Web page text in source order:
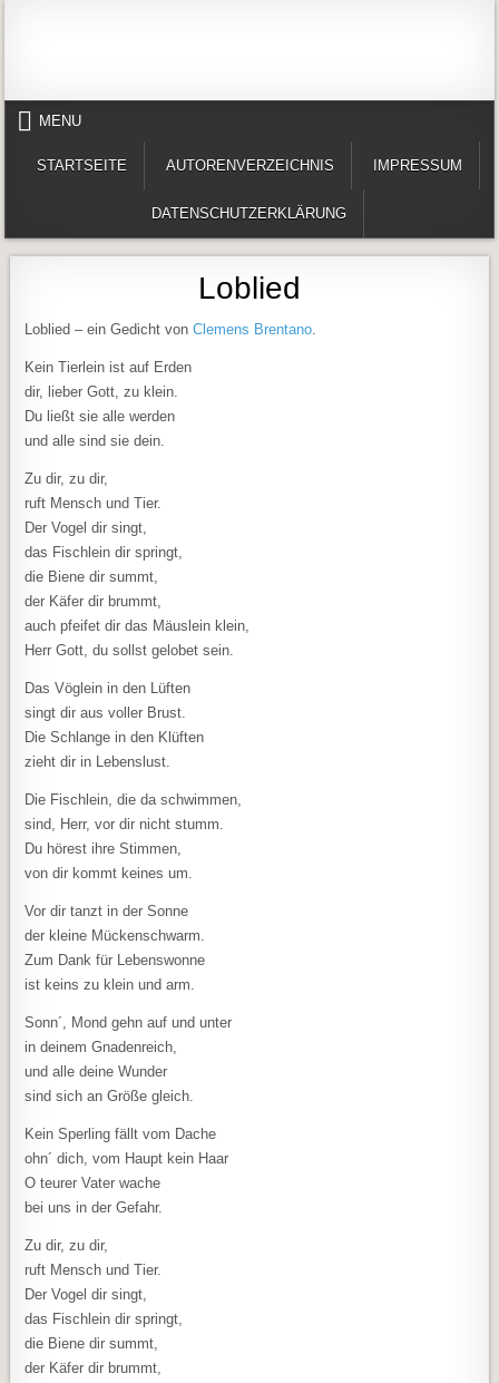
MENU
STARTSEITE AUTORENVERZEICHNIS IMPRESSUM
DATENSCHUTZERKLÄRUNG
Loblied
Loblied – ein Gedicht vonClemens Brentano.
Kein Tierlein ist auf Erden
dir, lieber Gott, zu klein.
Du ließt sie alle werden
und alle sind sie dein.
Zu dir, zu dir,
ruft Mensch und Tier.
Der Vogel dir singt,
das Fischlein dir springt,
die Biene dir summt,
der Käfer dir brummt,
auch pfeifet dir das Mäuslein klein,
Herr Gott, du sollst gelobet sein.
Das Vöglein in den Lüften
singt dir aus voller Brust.
Die Schlange in den Klüften
zieht dir in Lebenslust.
Die Fischlein, die da schwimmen,
sind, Herr, vor dir nicht stumm.
Du hörest ihre Stimmen,
von dir kommt keines um.
Vor dir tanzt in der Sonne
der kleine Mückenschwarm.
Zum Dank für Lebenswonne
ist keins zu klein und arm.
Sonn´, Mond gehn auf und unter
in deinem Gnadenreich,
und alle deine Wunder
sind sich an Größe gleich.
Kein Sperling fällt vom Dache
ohn´ dich, vom Haupt kein Haar
O teurer Vater wache
bei uns in der Gefahr.
Zu dir, zu dir,
ruft Mensch und Tier.
Der Vogel dir singt,
das Fischlein dir springt,
die Biene dir summt,
der Käfer dir brummt,